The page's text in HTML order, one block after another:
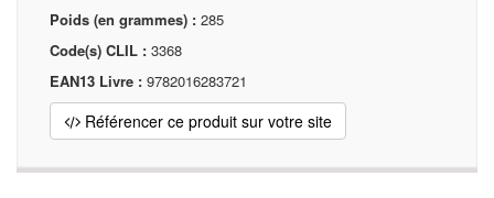
Poids (en grammes) : 285
Code(s) CLIL : 3368
EAN13 Livre : 9782016283721
Référencer ce produit sur votre site